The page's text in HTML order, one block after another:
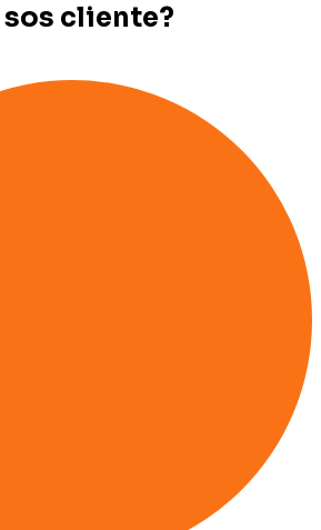
sos cliente?